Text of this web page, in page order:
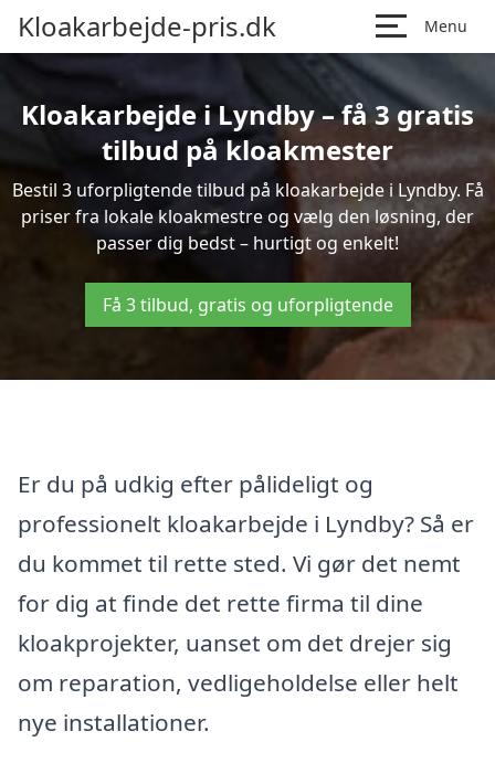
Kloakarbejde-pris.dk Menu
Kloakarbejde i Lyndby – få 3 gratis
tilbud på kloakmester
Bestil 3 uforpligtende tilbud på kloakarbejde i Lyndby. Få
priser fra lokale kloakmestre og vælg den løsning, der
passer dig bedst – hurtigt og enkelt!
Få 3 tilbud, gratis og uforpligtende
Er du på udkig efter pålideligt og
professionelt kloakarbejde i Lyndby? Så er
du kommet til rette sted. Vi gør det nemt
for dig at finde det rette firma til dine
kloakprojekter, uanset om det drejer sig
om reparation, vedligeholdelse eller helt
nye installationer.